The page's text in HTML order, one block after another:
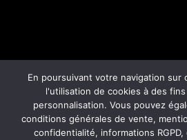
© Copyright808- 2026 -
RGPD – Protection de la
En poursuivant votre navigation sur
l'utilisation de cookies à des
personnalisation. Vous pouvez
conditions générales de vente,
confidentialité, informations